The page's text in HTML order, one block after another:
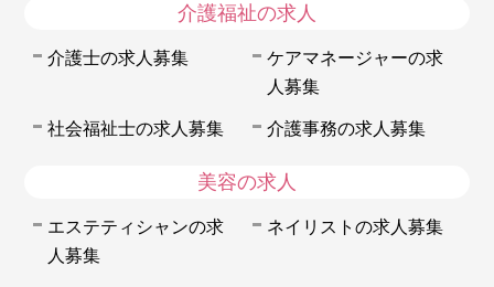
介護福祉の求人
介護士の求人募集
ケアマネージャーの求
人募集
社会福祉士の求人募集 介護事務の求人募集
美容の求人
エステティシャンの求
人募集
ネイリストの求人募集